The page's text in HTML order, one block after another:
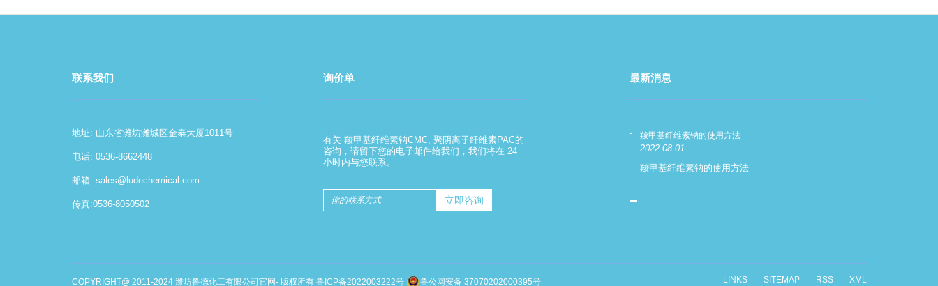
联系我们
地址: 山东省潍坊潍城区金泰大厦1011号
电话: 0536-8662448
邮箱: sales@ludechemical.com
传真:0536-8050502
询价单
有关 羧甲基纤维素钠CMC, 聚阴离子纤维素PAC的
咨询，请留下您的电子邮件给我们，我们将在 24
小时内与您联系。
最新消息
羧甲基纤维素钠的使用方法
2022-08-01
羧甲基纤维素钠的使用方法
2022-08-01
羧甲基纤维素钠的使用方法
COPYRIGHT@ 2011-2024 潍坊鲁德化工有限公司官网- 版权所有 鲁ICP备2022003222号 鲁公网安备 37070202000395号 LINKS SITEMAP RSS XML